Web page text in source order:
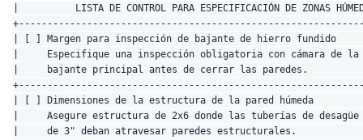
|          LISTA DE CONTROL PARA ESPECIFICACIÓN DE ZONAS
| [ ] Margen para inspección de bajante de hierro fundido
|     Especifique una inspección obligatoria con cámara de
|     bajante principal antes de cerrar las paredes.
| [ ] Dimensiones de la estructura de la pared húmeda
|     Asegure estructura de 2x6 donde las tuberías de
|     de 3" deban atravesar paredes estructurales.